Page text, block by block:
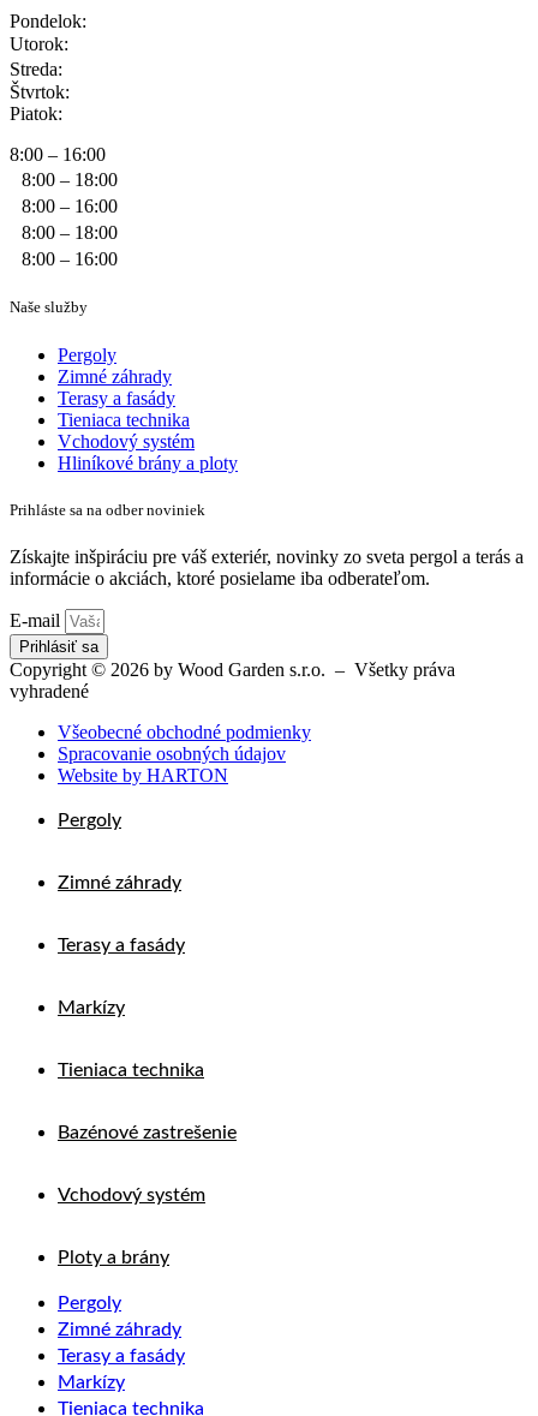
Pondelok:
Utorok:
Streda:
Štvrtok:
Piatok:
8:00 – 16:00
8:00 – 18:00
8:00 – 16:00
8:00 – 18:00
8:00 – 16:00
Naše služby
Pergoly
Zimné záhrady
Terasy a fasády
Tieniaca technika
Vchodový systém
Hliníkové brány a ploty
Prihláste sa na odber noviniek
Získajte inšpiráciu pre váš exteriér, novinky zo sveta pergol a terás a
informácie o akciách, ktoré posielame iba odberateľom.
E-mail
Prihlásiť sa
Copyright © 2026 by Wood Garden s.r.o. – Všetky práva
vyhradené
Všeobecné obchodné podmienky
Spracovanie osobných údajov
Website by HARTON
Pergoly
Zimné záhrady
Terasy a fasády
Markízy
Tieniaca technika
Bazénové zastrešenie
Vchodový systém
Ploty a brány
Pergoly
Zimné záhrady
Terasy a fasády
Markízy
Tieniaca technika